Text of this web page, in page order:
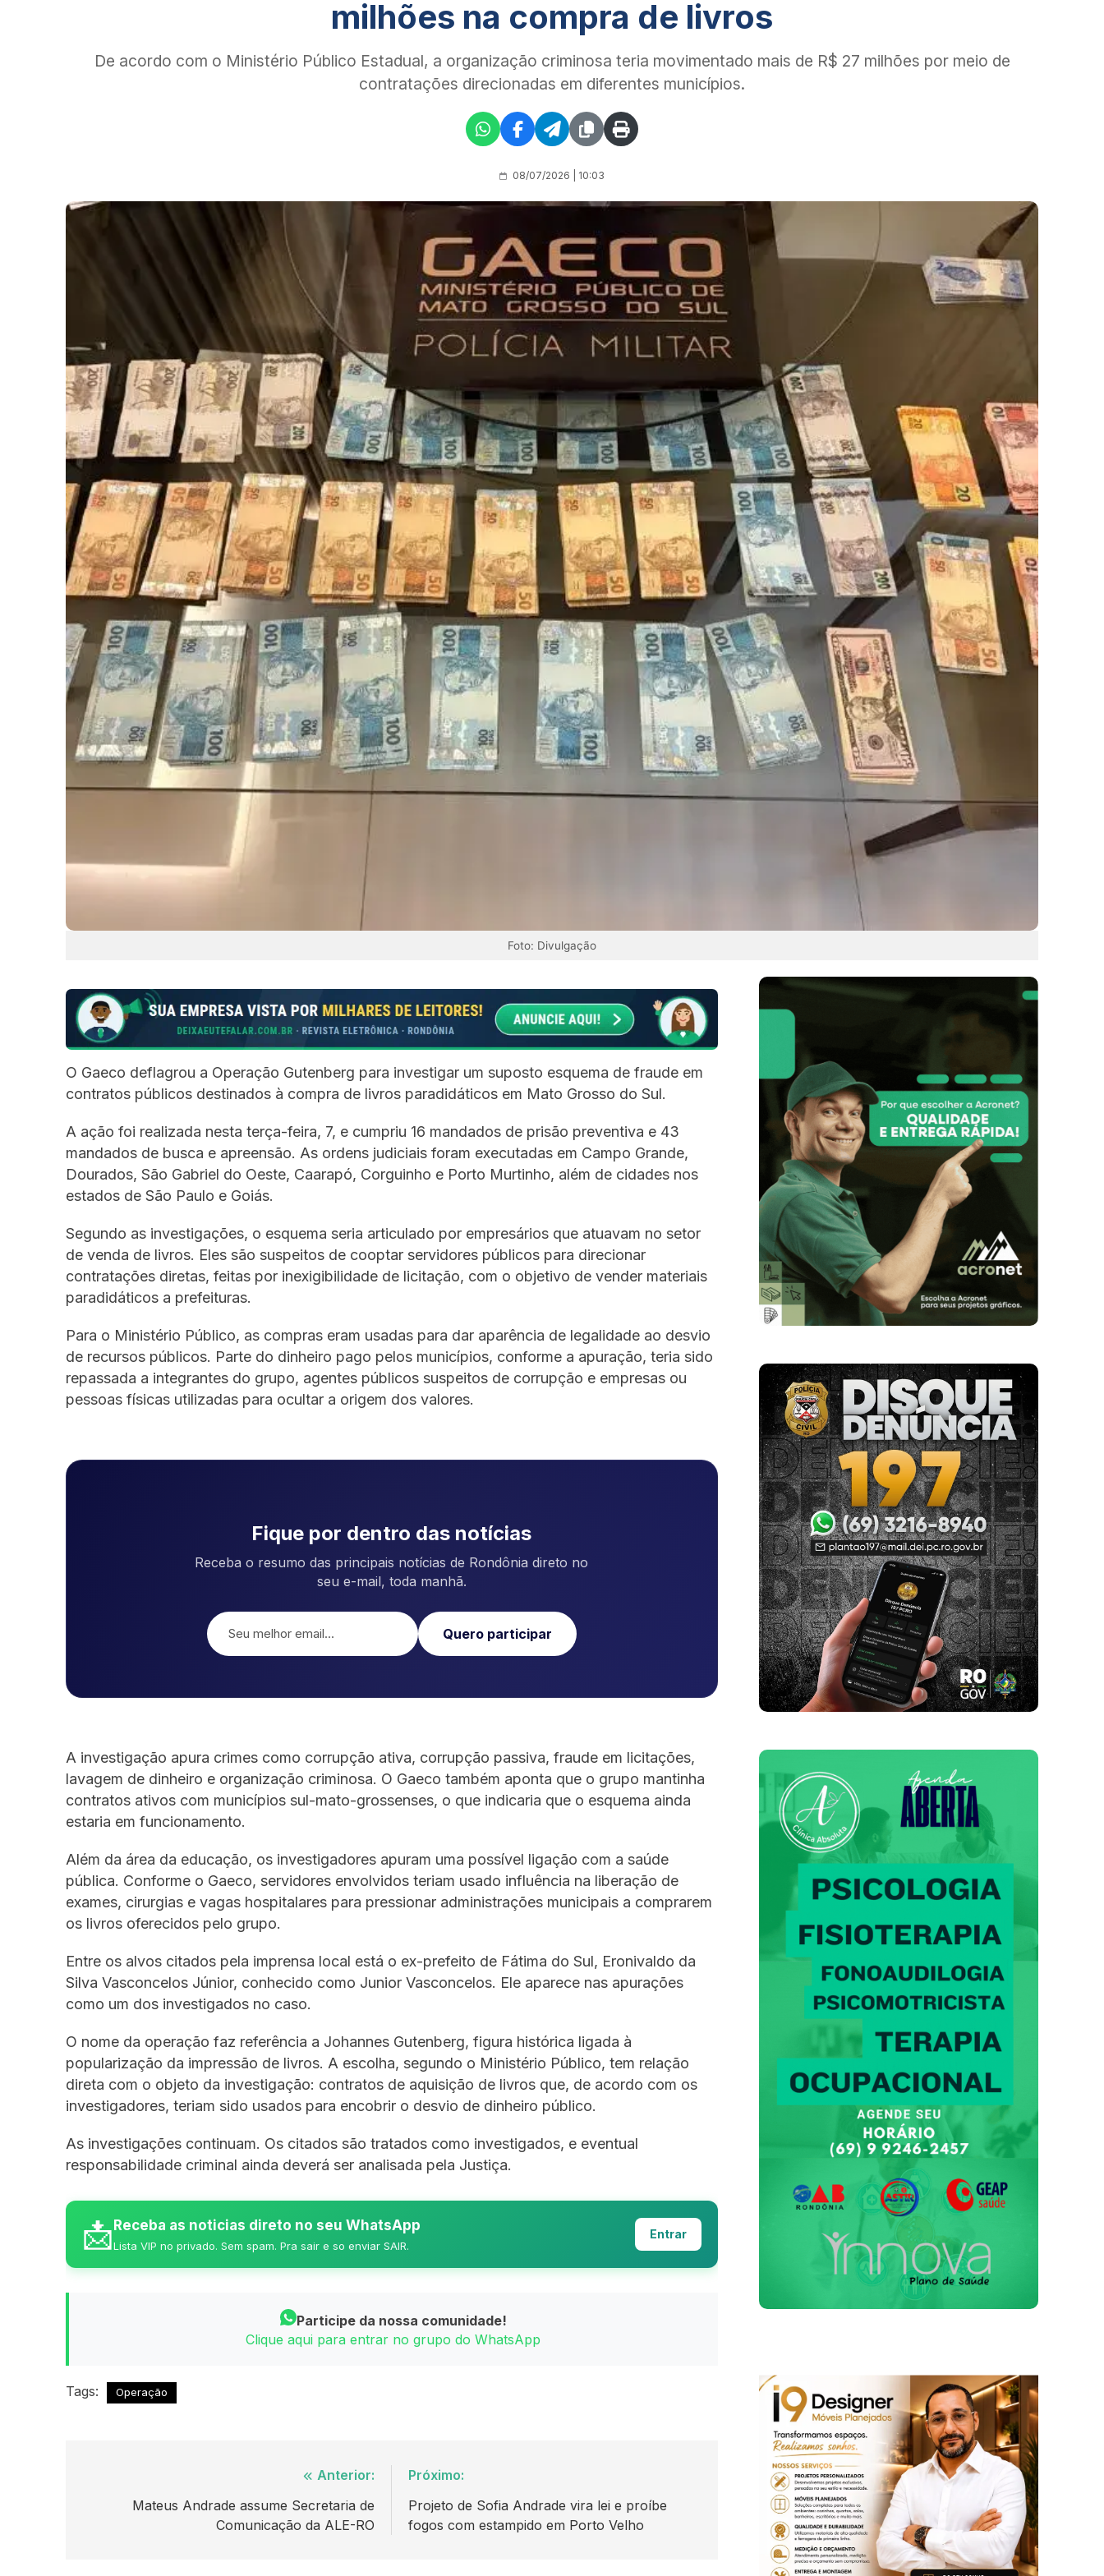
milhões na compra de livros
De acordo com o Ministério Público Estadual, a organização criminosa teria movimentado mais de R$ 27 milhões por meio de
contratações direcionadas em diferentes municípios.
08/07/2026 | 10:03
Foto: Divulgação
O Gaeco deflagrou a Operação Gutenberg para investigar um suposto esquema de fraude em
contratos públicos destinados à compra de livros paradidáticos em Mato Grosso do Sul.
A ação foi realizada nesta terça-feira, 7, e cumpriu 16 mandados de prisão preventiva e 43
mandados de busca e apreensão. As ordens judiciais foram executadas em Campo Grande,
Dourados, São Gabriel do Oeste, Caarapó, Corguinho e Porto Murtinho, além de cidades nos
estados de São Paulo e Goiás.
Segundo as investigações, o esquema seria articulado por empresários que atuavam no setor
de venda de livros. Eles são suspeitos de cooptar servidores públicos para direcionar
contratações diretas, feitas por inexigibilidade de licitação, com o objetivo de vender materiais
paradidáticos a prefeituras.
Para o Ministério Público, as compras eram usadas para dar aparência de legalidade ao desvio
de recursos públicos. Parte do dinheiro pago pelos municípios, conforme a apuração, teria sido
repassada a integrantes do grupo, agentes públicos suspeitos de corrupção e empresas ou
pessoas físicas utilizadas para ocultar a origem dos valores.
Fique por dentro das notícias
Receba o resumo das principais notícias de Rondônia direto no
seu e-mail, toda manhã.
Quero participar
A investigação apura crimes como corrupção ativa, corrupção passiva, fraude em licitações,
lavagem de dinheiro e organização criminosa. O Gaeco também aponta que o grupo mantinha
contratos ativos com municípios sul-mato-grossenses, o que indicaria que o esquema ainda
estaria em funcionamento.
Além da área da educação, os investigadores apuram uma possível ligação com a saúde
pública. Conforme o Gaeco, servidores envolvidos teriam usado influência na liberação de
exames, cirurgias e vagas hospitalares para pressionar administrações municipais a comprarem
os livros oferecidos pelo grupo.
Entre os alvos citados pela imprensa local está o ex-prefeito de Fátima do Sul, Eronivaldo da
Silva Vasconcelos Júnior, conhecido como Junior Vasconcelos. Ele aparece nas apurações
como um dos investigados no caso.
O nome da operação faz referência a Johannes Gutenberg, figura histórica ligada à
popularização da impressão de livros. A escolha, segundo o Ministério Público, tem relação
direta com o objeto da investigação: contratos de aquisição de livros que, de acordo com os
investigadores, teriam sido usados para encobrir o desvio de dinheiro público.
As investigações continuam. Os citados são tratados como investigados, e eventual
responsabilidade criminal ainda deverá ser analisada pela Justiça.
📩Receba as noticias direto no seu WhatsApp
Lista VIP no privado. Sem spam. Pra sair e so enviar SAIR.
Entrar
Participe da nossa comunidade!
Clique aqui para entrar no grupo do WhatsApp
Tags: Operação
Anterior:
Mateus Andrade assume Secretaria de
Comunicação da ALE-RO
Próximo:
Projeto de Sofia Andrade vira lei e proíbe
fogos com estampido em Porto Velho